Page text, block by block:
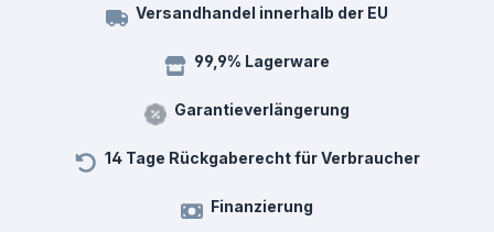
Versandhandel innerhalb der EU
99,9% Lagerware
Garantieverlängerung
14 Tage Rückgaberecht für Verbraucher
Finanzierung